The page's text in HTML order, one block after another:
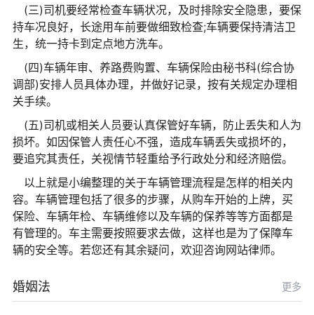
(三)司机要经常检查车辆状况，及时排除安全隐患，要保
持车况良好，长途用车前要做细致检查;车辆要保持清洁卫
生，统一持卡到定点地方洗车。
(四)车辆年审、养路费购置、车辆保险由秘书科(综合协
调部)安排人员具体办理，并做好记录，按有关规定办理相
关手续。
(五)司机或相关人员要认真保管好车辆，防止丢失和人为
损坏。如因保管人责任心不强，造成车辆丢失或损坏的，
要追究其责任，关视情节轻重给予行政处分和经济赔偿。
以上就是小编整理的关于车辆管理流程是怎样的相关内
容。车辆管理包括了很多的步骤，从购车开始的上牌，买
保险、车辆年检、车辆维修以及车辆的保养等等方面都是
有管理的。车主需要按照要求去做，这样也是为了保障车
辆的安全等。若您还有其余疑问，欢迎咨询网站律师。
婚姻法 更多